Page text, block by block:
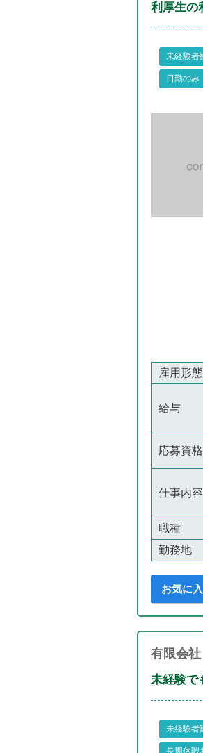
利厚生
未経験者
日勤のみ
雇用形態
給与
応募資格
仕事内容
職種
勤務地
お気に
有限会
未経験で
未経験者
長期休暇